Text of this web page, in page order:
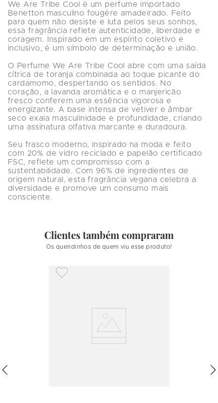
We Are Tribe Cool é um perfume importado
Benetton masculino fougére amadeirado. Feito
para quem não desiste e luta pelos seus sonhos,
essa fragrância reflete autenticidade, liberdade e
coragem. Inspirado em um espírito coletivo e
inclusivo, é um símbolo de determinação e união.
O Perfume We Are Tribe Cool abre com uma saída
cítrica de toranja combinada ao toque picante do
cardamomo, despertando os sentidos. No
coração, a lavanda aromática e o manjericão
fresco conferem uma essência vigorosa e
energizante. A base intensa de vetiver e âmbar
seco exala masculinidade e profundidade, criando
uma assinatura olfativa marcante e duradoura.
Seu frasco moderno, inspirado na moda e feito
com 20% de vidro reciclado e papelão certificado
FSC, reflete um compromisso com a
sustentabilidade. Com 96% de ingredientes de
origem natural, esta fragrância vegana celebra a
diversidade e promove um consumo mais
consciente.
Clientes também compraram
Os queridinhos de quem viu esse produto!